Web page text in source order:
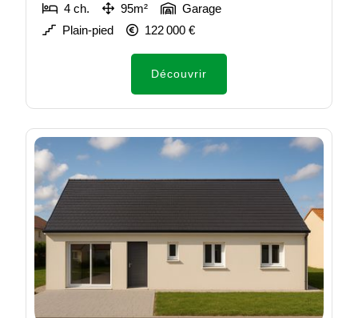
4 ch. 95m²
Garage
Plain-pied
122 000 €
Découvrir